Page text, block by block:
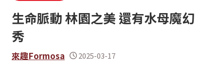
生命脈動 林園之美 還有水母魔幻
秀
來趣Formosa 2025-03-17